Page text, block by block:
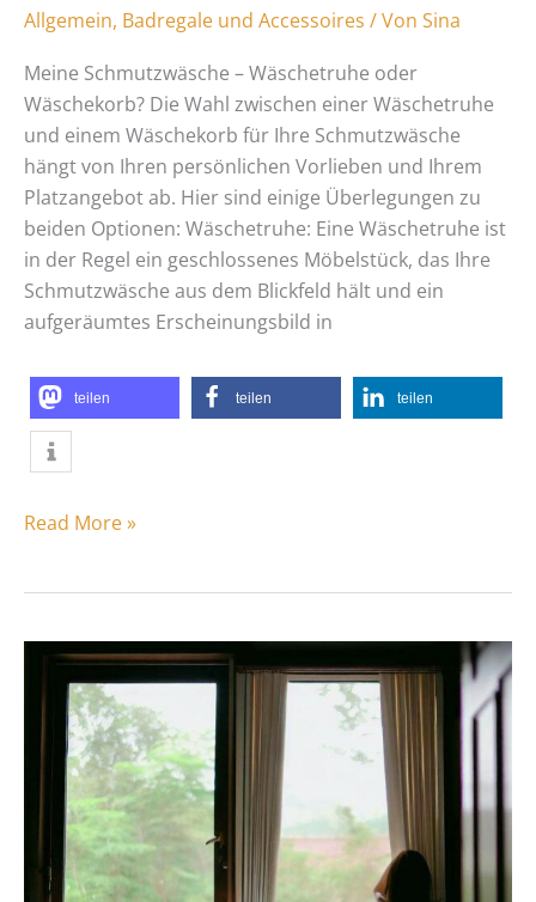
Allgemein, Badregale und Accessoires / Von Sina
Meine Schmutzwäsche – Wäschetruhe oder
Wäschekorb? Die Wahl zwischen einer Wäschetruhe
und einem Wäschekorb für Ihre Schmutzwäsche
hängt von Ihren persönlichen Vorlieben und Ihrem
Platzangebot ab. Hier sind einige Überlegungen zu
beiden Optionen: Wäschetruhe: Eine Wäschetruhe ist
in der Regel ein geschlossenes Möbelstück, das Ihre
Schmutzwäsche aus dem Blickfeld hält und ein
aufgeräumtes Erscheinungsbild in
teilen teilen teilen
Read More »
Kosmetikeimer
Badmülleimer?
Welche
Größe
passt?